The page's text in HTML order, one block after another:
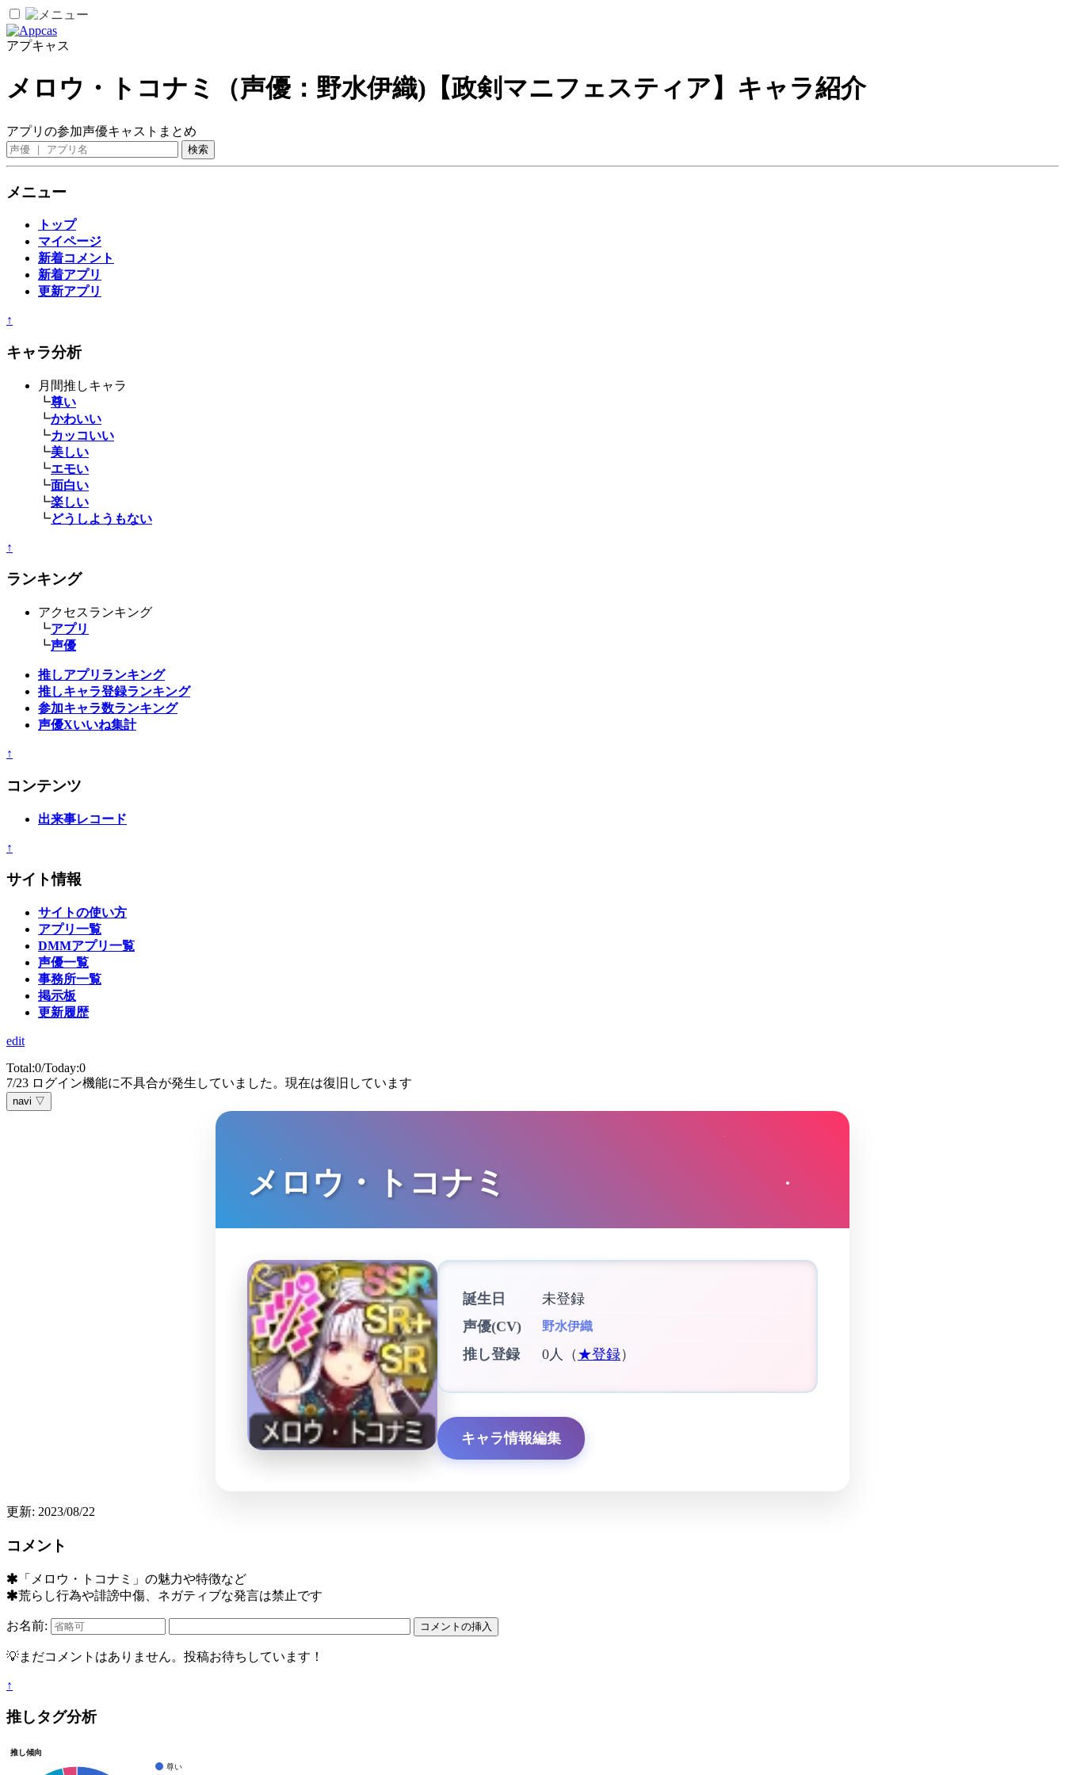
アプキャス
メロウ・トコナミ（声優：野水伊織)【政剣マニフェスティア】キャラ紹介
アプリの参加声優キャストまとめ
メニュー
トップ
マイページ
新着コメント
新着アプリ
更新アプリ
↑
キャラ分析
月間推しキャラ
┗尊い
┗かわいい
┗カッコいい
┗美しい
┗エモい
┗面白い
┗楽しい
┗どうしようもない
↑
ランキング
アクセスランキング
┗アプリ
┗声優
推しアプリランキング
推しキャラ登録ランキング
参加キャラ数ランキング
声優Xいいね集計
↑
コンテンツ
出来事レコード
↑
サイト情報
サイトの使い方
アプリ一覧
DMMアプリ一覧
声優一覧
事務所一覧
掲示板
更新履歴
edit
Total:0/Today:0
7/23 ログイン機能に不具合が発生していました。現在は復旧しています
navi ▽
メロウ・トコナミ
誕生日
未登録
声優(CV)
野水伊織
推し登録 0人（ ★登録）
キャラ情報編集
更新: 2023/08/22
コメント
「メロウ・トコナミ」の魅力や特徴など
荒らし行為や誹謗中傷、ネガティブな発言は禁止です
お名前:
💡まだコメントはありません。投稿お待ちしています！
↑
推しタグ分析
推し傾向
尊い